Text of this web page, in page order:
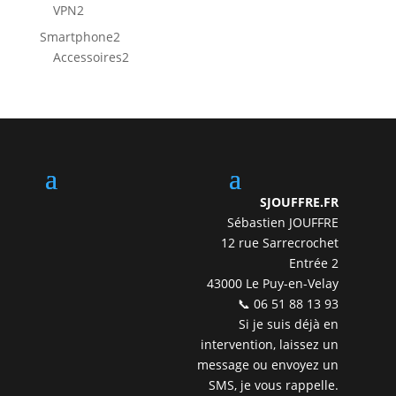
VPN22
produits
Smartphone22
produits
Accessoires22
SJOUFFRE.FR
Sébastien JOUFFRE
12 rue Sarrecrochet
Entrée 2
43000 Le Puy-en-Velay
📞 06 51 88 13 93
Si je suis déjà en
intervention, laissez un
message ou envoyez un
SMS, je vous rappelle.